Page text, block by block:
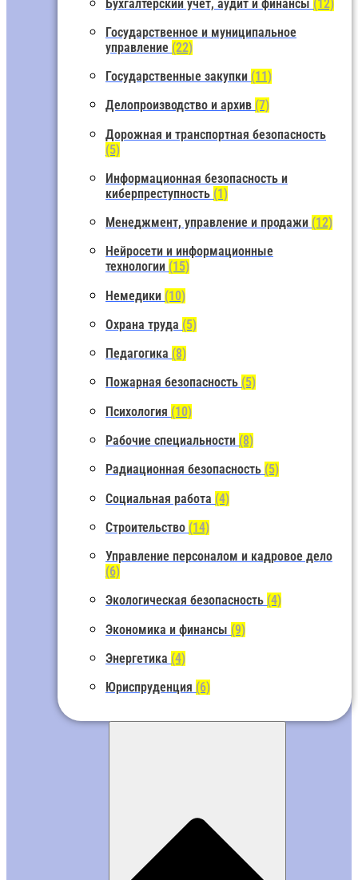
Бухгалтерский учет, аудит и финансы (12)
Государственное и муниципальное
управление (22)
Государственные закупки (11)
Делопроизводство и архив (7)
Дорожная и транспортная безопасность
(5)
Информационная безопасность и
киберпреступность (1)
Менеджмент, управление и продажи (12)
Нейросети и информационные
технологии (15)
Немедики (10)
Охрана труда (5)
Педагогика (8)
Пожарная безопасность (5)
Психология (10)
Рабочие специальности (8)
Радиационная безопасность (5)
Социальная работа (4)
Строительство (14)
Управление персоналом и кадровое дело
(6)
Экологическая безопасность (4)
Экономика и финансы (9)
Энергетика (4)
Юриспруденция (6)